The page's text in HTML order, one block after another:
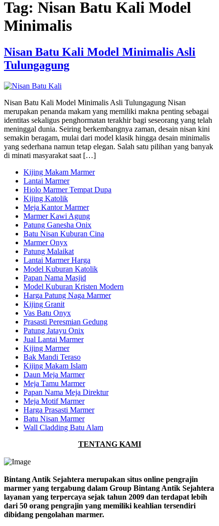
Tag: Nisan Batu Kali Model
Minimalis
Nisan Batu Kali Model Minimalis Asli
Tulungagung
Nisan Batu Kali Model Minimalis Asli Tulungagung Nisan
merupakan penanda makam yang memiliki makna penting sebagai
identitas sekaligus penghormatan terakhir bagi seseorang yang telah
meninggal dunia. Seiring berkembangnya zaman, desain nisan kini
semakin beragam, mulai dari model klasik hingga desain minimalis
yang sederhana namun tetap elegan. Salah satu pilihan yang banyak
di minati masyarakat saat […]
Kijing Makam Marmer
Lantai Marmer
Hiolo Marmer Tempat Dupa
Kijing Katolik
Meja Kantor Marmer
Marmer Kawi Agung
Patung Ganesha Onix
Batu Nisan Kuburan Cina
Marmer Onyx
Patung Malaikat
Lantai Marmer Harga
Model Kuburan Katolik
Papan Nama Masjid
Model Kuburan Kristen Modern
Harga Patung Naga Marmer
Kijing Granit
Vas Batu Onyx
Prasasti Peresmian Gedung
Patung Jatayu Onix
Jual Lantai Marmer
Kijing Marmer
Bak Mandi Teraso
Kijing Makam Islam
Daun Meja Marmer
Meja Tamu Marmer
Papan Nama Meja Direktur
Meja Motif Marmer
Harga Prasasti Marmer
Batu Nisan Marmer
Wall Cladding Batu Alam
TENTANG KAMI
Bintang Antik Sejahtera merupakan situs online pengrajin
marmer yang tergabung dalam Group Bintang Antik Sejahtera
layanan yang terpercaya sejak tahun 2009 dan terdapat lebih
dari 50 orang pengrajin yang memiliki keahlian tersendiri
dibidang pengolahan marmer.